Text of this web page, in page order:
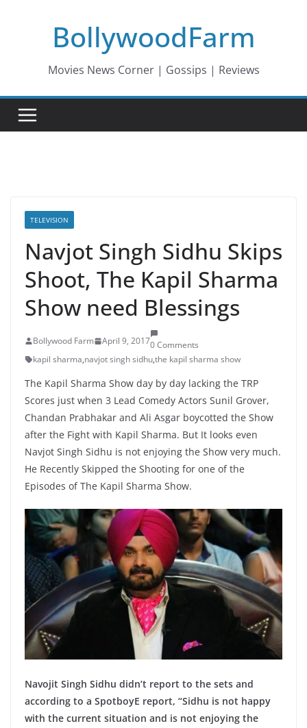
BollywoodFarm
Movies News Corner | Gossips | Reviews
TELEVISION
Navjot Singh Sidhu Skips
Shoot, The Kapil Sharma
Show need Blessings
Bollywood Farm April 9, 20170 Comments
kapil sharma,navjot singh sidhu,the kapil sharma show
The Kapil Sharma Show day by day lacking the TRP
Scores just when 3 Lead Comedy Actors Sunil Grover,
Chandan Prabhakar and Ali Asgar boycotted the Show
after the Fight with Kapil Sharma. But It looks even
Navjot Singh Sidhu is not enjoying the Show very much.
He Recently Skipped the Shooting for one of the
Episodes of The Kapil Sharma Show.
Navojit Singh Sidhu didn’t report to the sets and
according to a SpotboyE report, “Sidhu is not happy
with the current situation and is not enjoying the